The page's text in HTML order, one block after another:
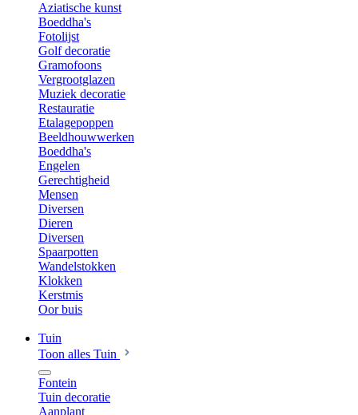
Aziatische kunst
Boeddha's
Fotolijst
Golf decoratie
Gramofoons
Vergrootglazen
Muziek decoratie
Restauratie
Etalagepoppen
Beeldhouwwerken
Boeddha's
Engelen
Gerechtigheid
Mensen
Diversen
Dieren
Diversen
Spaarpotten
Wandelstokken
Klokken
Kerstmis
Oor buis
Tuin
Toon alles Tuin
Fontein
Tuin decoratie
Aanplant